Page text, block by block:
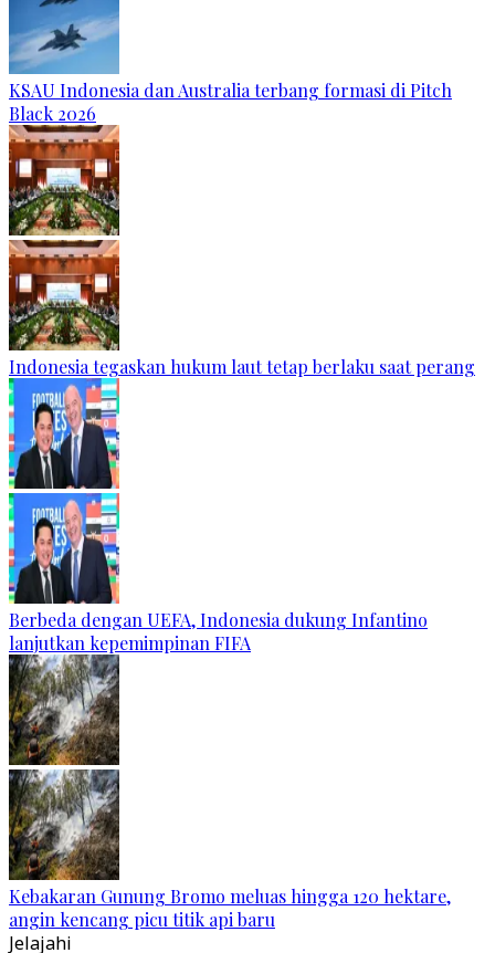
KSAU Indonesia dan Australia terbang formasi di Pitch
Black 2026
Indonesia tegaskan hukum laut tetap berlaku saat perang
Berbeda dengan UEFA, Indonesia dukung Infantino
lanjutkan kepemimpinan FIFA
Kebakaran Gunung Bromo meluas hingga 120 hektare,
angin kencang picu titik api baru
Jelajahi